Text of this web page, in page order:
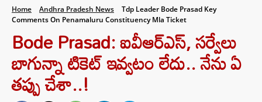
Home Andhra Pradesh News
Tdp Leader Bode Prasad Key
Comments On Penamaluru Constituency Mla Ticket
Bode Prasad: ఐవీఆర్ఎస్‌, సర్వేలు
బాగున్నా టికెట్ ఇవ్వటం లేదు.. నేను ఏ
తప్పు చేశా..!